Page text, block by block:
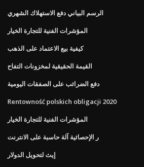
الرسم البياني دفع الاستهلاك الشهري
المؤشرات الفنية للتجارة الخيار
كيفية بيع الاعتماد على الذهب
القيمة الحقيقية لمخزونات التفاح
دفع الضرائب على الصفقات اليومية
Rentowność polskich obligacji 2020
المؤشرات الفنية للتجارة الخيار
ر الإحصائية آلة حاسبة على الانترنت
إيث لتحويل الدولار